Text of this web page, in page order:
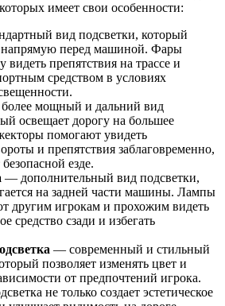
имеет свои особенности:
вид подсветки, который
напрямую перед машиной. Фары
видеть препятствия на трассе и
средством в условиях
мощный и дальний вид
освещает дорогу на большее
помогают увидеть
и препятствия заблаговременно,
езде.
— дополнительный вид подсветки,
на задней части машины. Лампы
другим игрокам и прохожим видеть
средство сзади и избегать
— современный и стильный
позволяет изменять цвет и
от предпочтений игрока.
не только создает эстетическое